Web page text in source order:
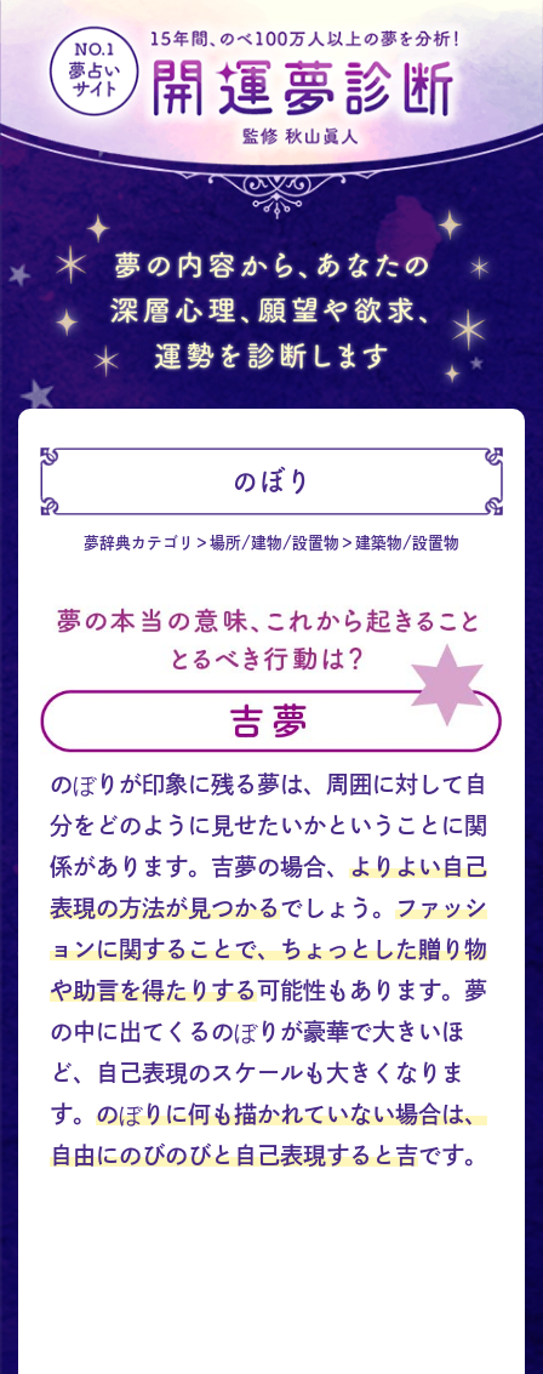
のぼり
夢辞典カテゴリ 場所/建物/設置物 建築物/設置物
のぼりが印象に残る夢は、周囲に対して自
分をどのように見せたいかということに関
係があります。吉夢の場合、 よりよい自己
表現の方法が見つかるでしょう。 ファッシ
ョンに関することで、ちょっとした贈り物
や助言を得たりする可能性もあります。夢
の中に出てくるのぼりが豪華で大きいほ
ど、自己表現のスケールも大きくなりま
す。 のぼりに何も描かれていない場合は、
自由にのびのびと自己表現すると吉です。